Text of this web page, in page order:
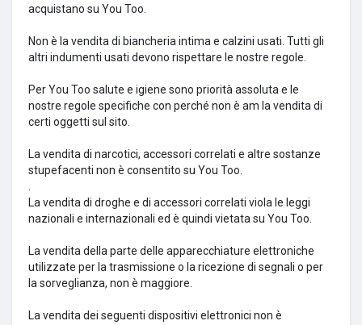
acquistano su You Too.
Non è la vendita di biancheria intima e calzini usati. Tutti gli
altri indumenti usati devono rispettare le nostre regole.
Per You Too salute e igiene sono priorità assoluta e le
nostre regole specifiche con perché non è am la vendita di
certi oggetti sul sito.
La vendita di narcotici, accessori correlati e altre sostanze
stupefacenti non è consentito su You Too.
La vendita di droghe e di accessori correlati viola le leggi
nazionali e internazionali ed è quindi vietata su You Too.
La vendita della parte delle apparecchiature elettroniche
utilizzate per la trasmissione o la ricezione di segnali o per
la sorveglianza, non è maggiore.
La vendita dei seguenti dispositivi elettronici non è